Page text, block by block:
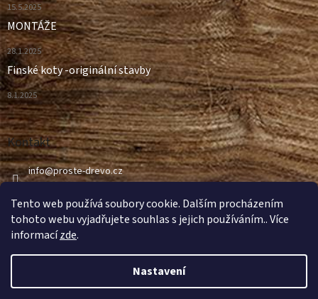
Tento web používá soubory cookie. Dalším procházením
tohoto webu vyjadřujete souhlas s jejich používáním.. Více
informacízde.
Nastavení
15.5.2025
MONTÁŽE
28.1.2025
Finské koty -originální stavby
8.1.2025
Kontakt
info@proste-drevo.cz
Vytvořil Shoptet